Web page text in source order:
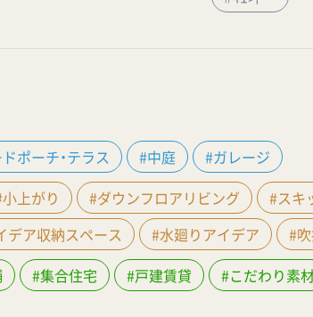
ポーチ・テラス #中庭
#ガレージ
上がり #ダウンフロアリビング #スキ
デア収納スペース #水廻りアイデア #
#集合住宅 #戸建賃貸 #こだわり素